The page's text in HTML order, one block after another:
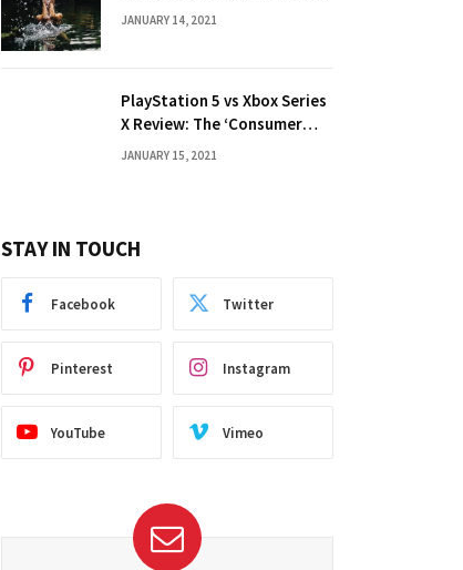
Web
JANUARY 14, 2021
PlayStation 5 vs Xbox Series
X Review: The ‘Consumer
Choice’ Debate
JANUARY 15, 2021
STAY IN TOUCH
Facebook Twitter
Pinterest Instagram
YouTube Vimeo